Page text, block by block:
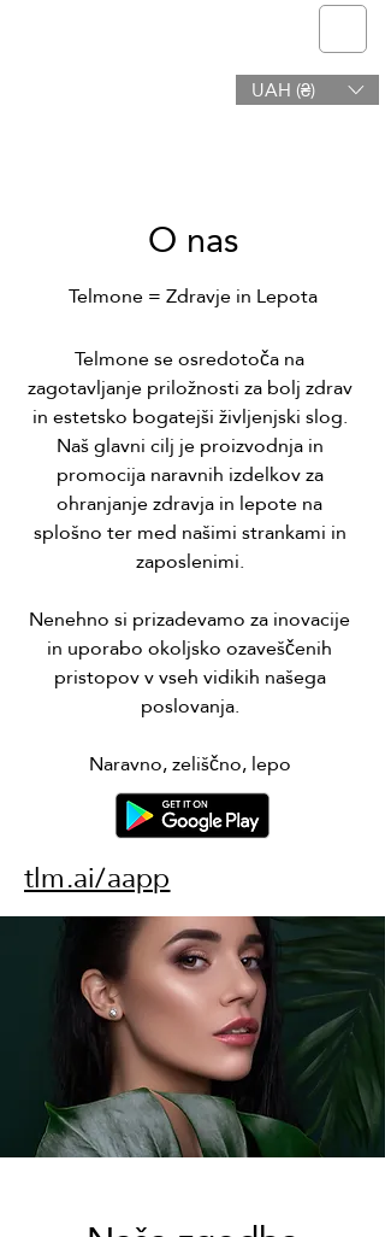
UAH (₴)
O nas
Telmone = Zdravje in Lepota
Telmone se osredotoča na
zagotavljanje priložnosti za bolj zdrav
in estetsko bogatejši življenjski slog.
Naš glavni cilj je proizvodnja in
promocija naravnih izdelkov za
ohranjanje zdravja in lepote na
splošno ter med našimi strankami in
zaposlenimi.
Nenehno si prizadevamo za inovacije
in uporabo okoljsko ozaveščenih
pristopov v vseh vidikih našega
poslovanja.
Naravno, zeliščno, lepo
tlm.ai/aapp